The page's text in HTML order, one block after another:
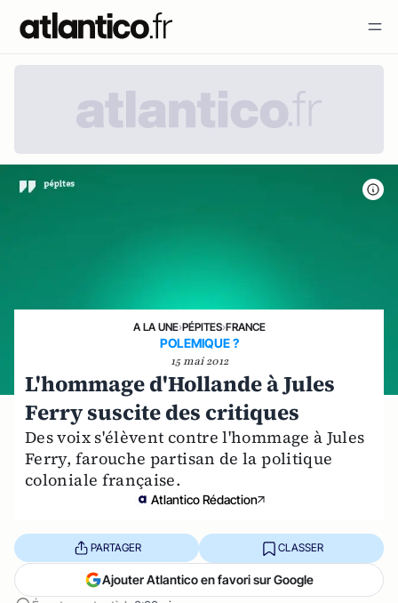
A LA UNE›PÉPITES›FRANCE
POLEMIQUE ?
15 mai 2012
L'hommage d'Hollande à Jules
Ferry suscite des critiques
Des voix s'élèvent contre l'hommage à Jules
Ferry, farouche partisan de la politique
coloniale française.
Atlantico Rédaction
PARTAGER CLASSER
Ajouter Atlantico en favori sur Google